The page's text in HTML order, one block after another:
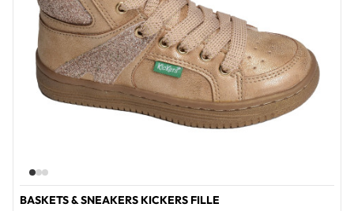
BASKETS & SNEAKERS KICKERS FILLE